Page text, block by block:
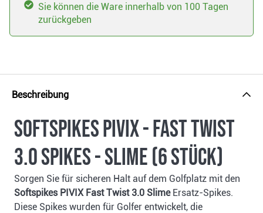
Sie können die Ware innerhalb von 100 Tagen
zurückgeben
Beschreibung
Softspikes PIVIX - Fast Twist
3.0 Spikes - Slime (6 Stück)
Sorgen Sie für sicheren Halt auf dem Golfplatz mit den
Softspikes PIVIX Fast Twist 3.0 SlimeErsatz-Spikes.
Diese Spikes wurden für Golfer entwickelt, die